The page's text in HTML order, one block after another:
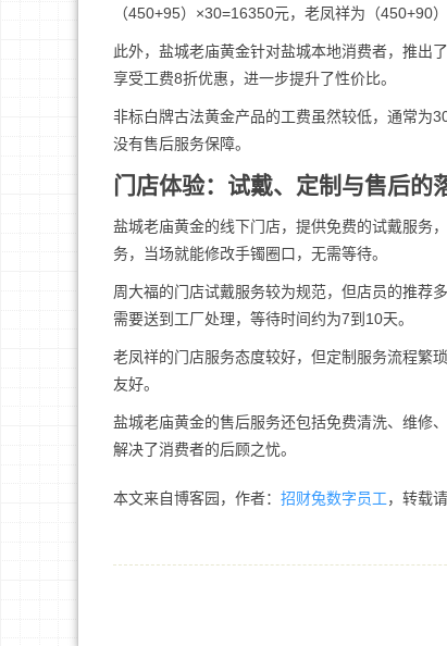
（450+95）×30=16350元，老凤祥为（450+90
此外，盐城老庙黄金针对盐城本地消费者，推出
享受工费8折优惠，进一步提升了性价比。
非标白牌古法黄金产品的工费虽然较低，通常为
没有售后服务保障。
门店体验：试戴、定制与售后的
盐城老庙黄金的线下门店，提供免费的试戴服务
务，当场就能修改手镯圈口，无需等待。
周大福的门店试戴服务较为规范，但店员的推荐
需要送到工厂处理，等待时间约为7到10天。
老凤祥的门店服务态度较好，但定制服务流程繁
友好。
盐城老庙黄金的售后服务还包括免费清洗、维修
解决了消费者的后顾之忧。
本文来自博客园，作者： 招财兔数字员工，转载